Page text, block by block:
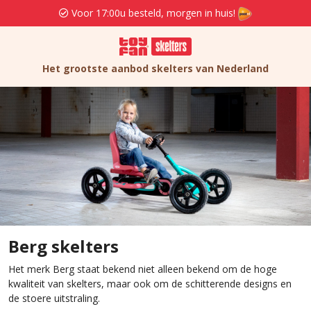
Gratis verzenden en retourneren va.
Het grootste aanbod skelters van Nederland
Berg skelters
Het merk Berg staat bekend niet alleen bekend om de hoge
kwaliteit van skelters, maar ook om de schitterende designs en
de stoere uitstraling.